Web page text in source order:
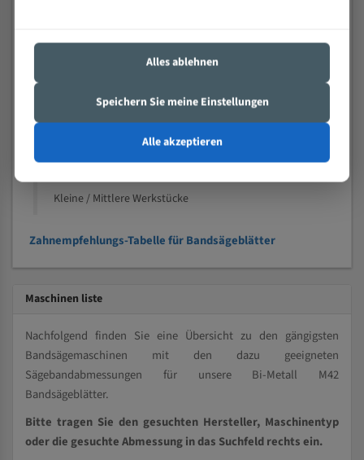
Nichteisenmetalle
Speziell entwickelt für Profile / Rohre
Kleine und mittlere Profile / Kleine Durchmesser
Kleine / Mittlere Werkstücke
Zahnempfehlungs-Tabelle für Bandsägeblätter
Maschinen liste
Nachfolgend finden Sie eine Übersicht zu den gängigsten
Bandsägemaschinen mit den dazu geeigneten
Sägebandabmessungen für unsere Bi-Metall M42
Bandsägeblätter.
Bitte tragen Sie den gesuchten Hersteller, Maschinentyp
oder die gesuchte Abmessung in das Suchfeld rechts ein.
Alles ablehnen
Speichern Sie meine Einstellungen
Alle akzeptieren